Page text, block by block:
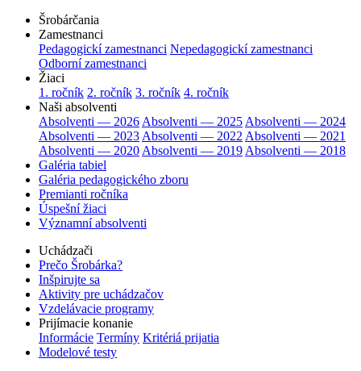
Šrobárčania
Zamestnanci
Pedagogickí zamestnanci Nepedagogickí zamestnanci
Odborní zamestnanci
Žiaci
1. ročník 2. ročník 3. ročník 4. ročník
Naši absolventi
Absolventi — 2026 Absolventi — 2025 Absolventi — 2024
Absolventi — 2023 Absolventi — 2022 Absolventi — 2021
Absolventi — 2020 Absolventi — 2019 Absolventi — 2018
Galéria tabiel
Galéria pedagogického zboru
Premianti ročníka
Úspešní žiaci
Významní absolventi
Uchádzači
Prečo Šrobárka?
Inšpirujte sa
Aktivity pre uchádzačov
Vzdelávacie programy
Prijímacie konanie
Informácie Termíny Kritériá prijatia
Modelové testy